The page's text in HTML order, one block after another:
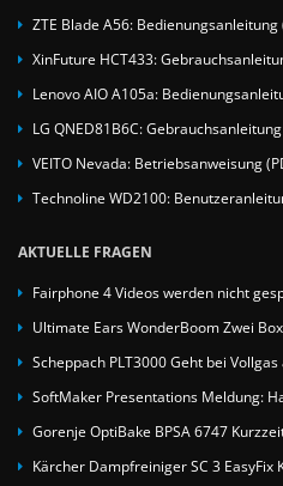
ZTE Blade A56: Bedienungsanleitung
XinFuture HCT433:
Lenovo AIO A105a:
LG QNED81B6C: Gebrauchsanleitung
VEITO Nevada: Betriebsanweisung
Technoline WD2100:
AKTUELLE FRAGEN
Fairphone 4 Videos werden nicht
Ultimate Ears WonderBoom Zwei
Scheppach PLT3000 Geht bei Vollgas
SoftMaker Presentations Meldung:
Gorenje OptiBake BPSA 6747
Kärcher Dampfreiniger SC 3 EasyFix